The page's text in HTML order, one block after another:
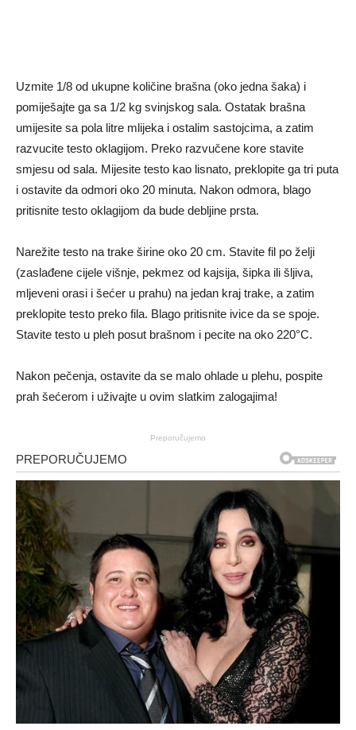
Uzmite 1/8 od ukupne količine brašna (oko jedna šaka) i
pomiješajte ga sa 1/2 kg svinjskog sala. Ostatak brašna
umijesite sa pola litre mlijeka i ostalim sastojcima, a zatim
razvucite testo oklagijom. Preko razvučene kore stavite
smjesu od sala. Mijesite testo kao lisnato, preklopite ga tri puta
i ostavite da odmori oko 20 minuta. Nakon odmora, blago
pritisnite testo oklagijom da bude debljine prsta.
Narežite testo na trake širine oko 20 cm. Stavite fil po želji
(zaslađene cijele višnje, pekmez od kajsija, šipka ili šljiva,
mljeveni orasi i šećer u prahu) na jedan kraj trake, a zatim
preklopite testo preko fila. Blago pritisnite ivice da se spoje.
Stavite testo u pleh posut brašnom i pecite na oko 220°C.
Nakon pečenja, ostavite da se malo ohlade u plehu, pospite
prah šećerom i uživajte u ovim slatkim zalogajima!
Preporučujemo